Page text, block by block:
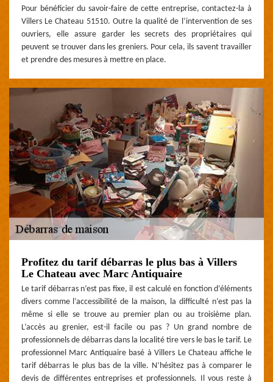
Pour bénéficier du savoir-faire de cette entreprise, contactez-la à
Villers Le Chateau 51510. Outre la qualité de l’intervention de ses
ouvriers, elle assure garder les secrets des propriétaires qui
peuvent se trouver dans les greniers. Pour cela, ils savent travailler
et prendre des mesures à mettre en place.
Profitez du tarif débarras le plus bas à Villers
Le Chateau avec Marc Antiquaire
Le tarif débarras n’est pas fixe, il est calculé en fonction d’éléments
divers comme l’accessibilité de la maison, la difficulté n’est pas la
même si elle se trouve au premier plan ou au troisième plan.
L’accès au grenier, est-il facile ou pas ? Un grand nombre de
professionnels de débarras dans la localité tire vers le bas le tarif. Le
professionnel Marc Antiquaire basé à Villers Le Chateau affiche le
tarif débarras le plus bas de la ville. N’hésitez pas à comparer le
devis de différentes entreprises et professionnels. Il vous reste à